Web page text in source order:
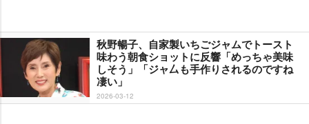
秋野暢子、自家製いちごジャムでトースト
味わう朝食ショットに反響「めっちゃ美味
しそう」「ジャ厶も手作りされるのですね
凄い」
2026-03-12